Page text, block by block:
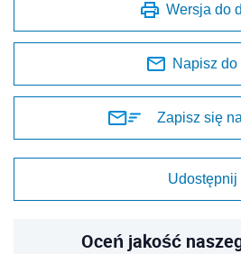
Wersja do
Napisz do
Zapisz się
Udostępnij
Oceń jakość